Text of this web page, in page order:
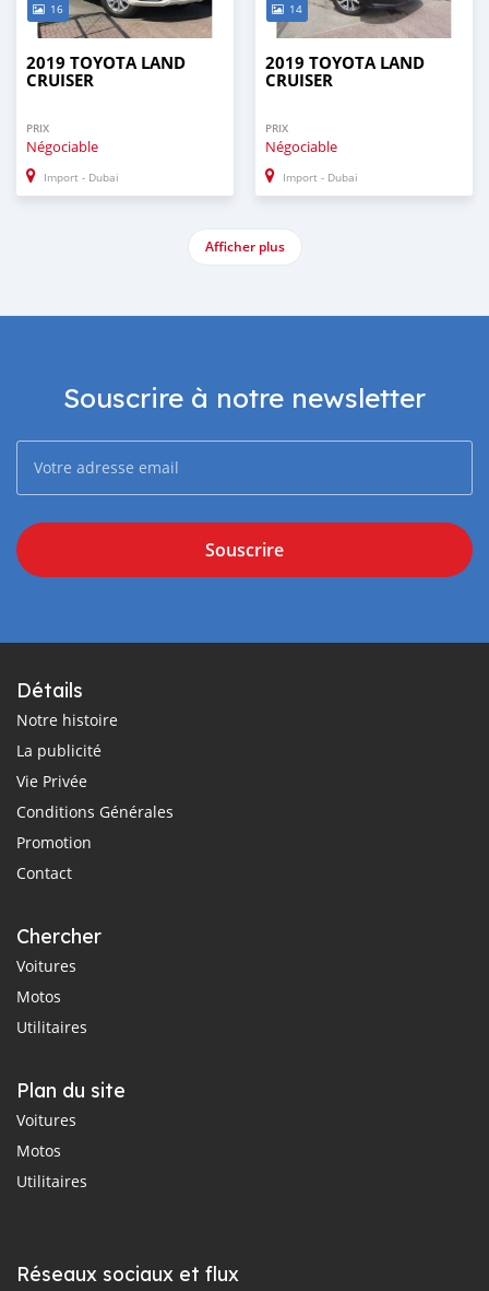
16
2019 TOYOTA LAND
CRUISER
PRIX
Négociable
Import - Dubai
14
2019 TOYOTA LAND
CRUISER
PRIX
Négociable
Import - Dubai
Afficher plus
Souscrire à notre newsletter
Souscrire
Détails
Notre histoire
La publicité
Vie Privée
Conditions Générales
Promotion
Contact
Chercher
Voitures
Motos
Utilitaires
Plan du site
Voitures
Motos
Utilitaires
Réseaux sociaux et flux